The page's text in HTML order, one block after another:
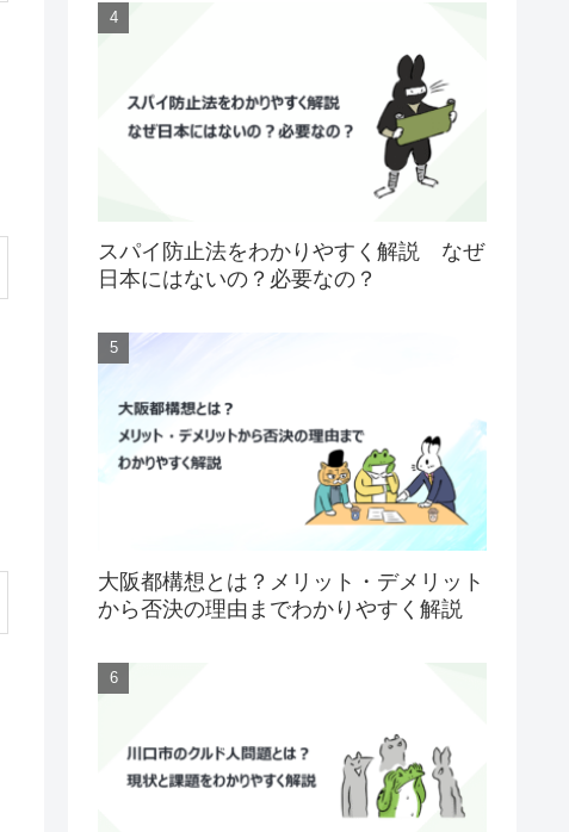
スパイ防止法をわかりやすく解説 なぜ
日本にはないの？必要なの？
大阪都構想とは？メリット・デメリット
から否決の理由までわかりやすく解説